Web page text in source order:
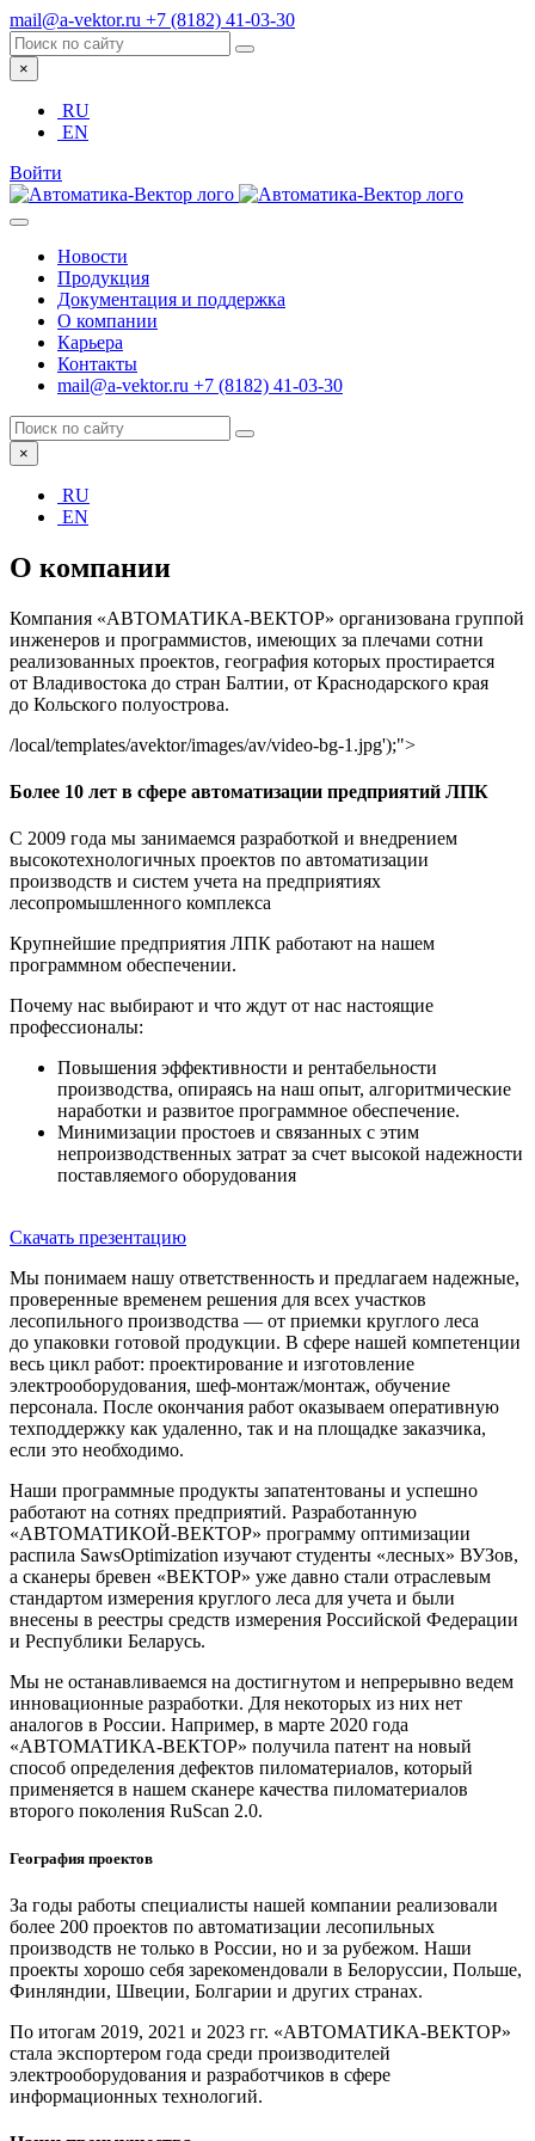
mail@a-vektor.ru +7 (8182) 41-03-30
×
RU
EN
Войти
Новости
Продукция
Документация и поддержка
О компании
Карьера
Контакты
mail@a-vektor.ru +7 (8182) 41-03-30
×
RU
EN
О компании
Компания «АВТОМАТИКА-ВЕКТОР» организована группой
инженеров и программистов, имеющих за плечами сотни
реализованных проектов, география которых простирается
от Владивостока до стран Балтии, от Краснодарского края
до Кольского полуострова.
/local/templates/avektor/images/av/video-bg-1.jpg');">
Более 10 лет в сфере автоматизации предприятий ЛПК
С 2009 года мы занимаемся разработкой и внедрением
высокотехнологичных проектов по автоматизации
производств и систем учета на предприятиях
лесопромышленного комплекса
Крупнейшие предприятия ЛПК работают на нашем
программном обеспечении.
Почему нас выбирают и что ждут от нас настоящие
профессионалы:
Повышения эффективности и рентабельности
производства, опираясь на наш опыт, алгоритмические
наработки и развитое программное обеспечение.
Минимизации простоев и связанных с этим
непроизводственных затрат за счет высокой надежности
поставляемого оборудования
Скачать презентацию
Мы понимаем нашу ответственность и предлагаем надежные,
проверенные временем решения для всех участков
лесопильного производства — от приемки круглого леса
до упаковки готовой продукции. В сфере нашей компетенции
весь цикл работ: проектирование и изготовление
электрооборудования, шеф-монтаж/монтаж, обучение
персонала. После окончания работ оказываем оперативную
техподдержку как удаленно, так и на площадке заказчика,
если это необходимо.
Наши программные продукты запатентованы и успешно
работают на сотнях предприятий. Разработанную
«АВТОМАТИКОЙ-ВЕКТОР» программу оптимизации
распила SawsOptimization изучают студенты «лесных» ВУЗов,
а сканеры бревен «ВЕКТОР» уже давно стали отраслевым
стандартом измерения круглого леса для учета и были
внесены в реестры средств измерения Российской Федерации
и Республики Беларусь.
Мы не останавливаемся на достигнутом и непрерывно ведем
инновационные разработки. Для некоторых из них нет
аналогов в России. Например, в марте 2020 года
«АВТОМАТИКА-ВЕКТОР» получила патент на новый
способ определения дефектов пиломатериалов, который
применяется в нашем сканере качества пиломатериалов
второго поколения RuScan 2.0.
География проектов
За годы работы специалисты нашей компании реализовали
более 200 проектов по автоматизации лесопильных
производств не только в России, но и за рубежом. Наши
проекты хорошо себя зарекомендовали в Белоруссии, Польше,
Финляндии, Швеции, Болгарии и других странах.
По итогам 2019, 2021 и 2023 гг. «АВТОМАТИКА-ВЕКТОР»
стала экспортером года среди производителей
электрооборудования и разработчиков в сфере
информационных технологий.